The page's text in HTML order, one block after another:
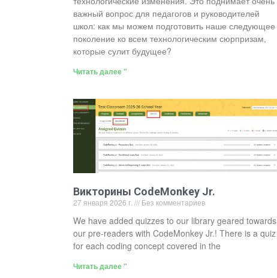
важный вопрос для педагогов и руководителей
школ: как мы можем подготовить наше следующее
поколение ко всем технологическим сюрпризам,
которые сулит будущее?
Читать далее "
Викторины CodeMonkey Jr.
27 января 2026 г. Без комментариев
We have added quizzes to our library geared towards
our pre-readers with CodeMonkey Jr.! There is a quiz
for each coding concept covered in the
Читать далее "